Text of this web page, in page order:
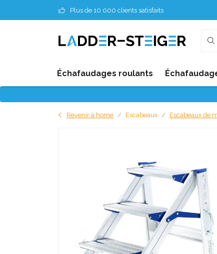
Plus de 10 000 clients satisfaits
Échafaudages roulants
Revenir à home Escabeaux Escabeaux de